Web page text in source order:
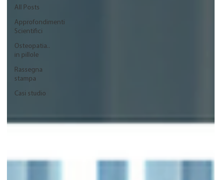
All Posts
Approfondimenti
Scientifici
Osteopatia..
in pillole
Rassegna
stampa
Casi studio